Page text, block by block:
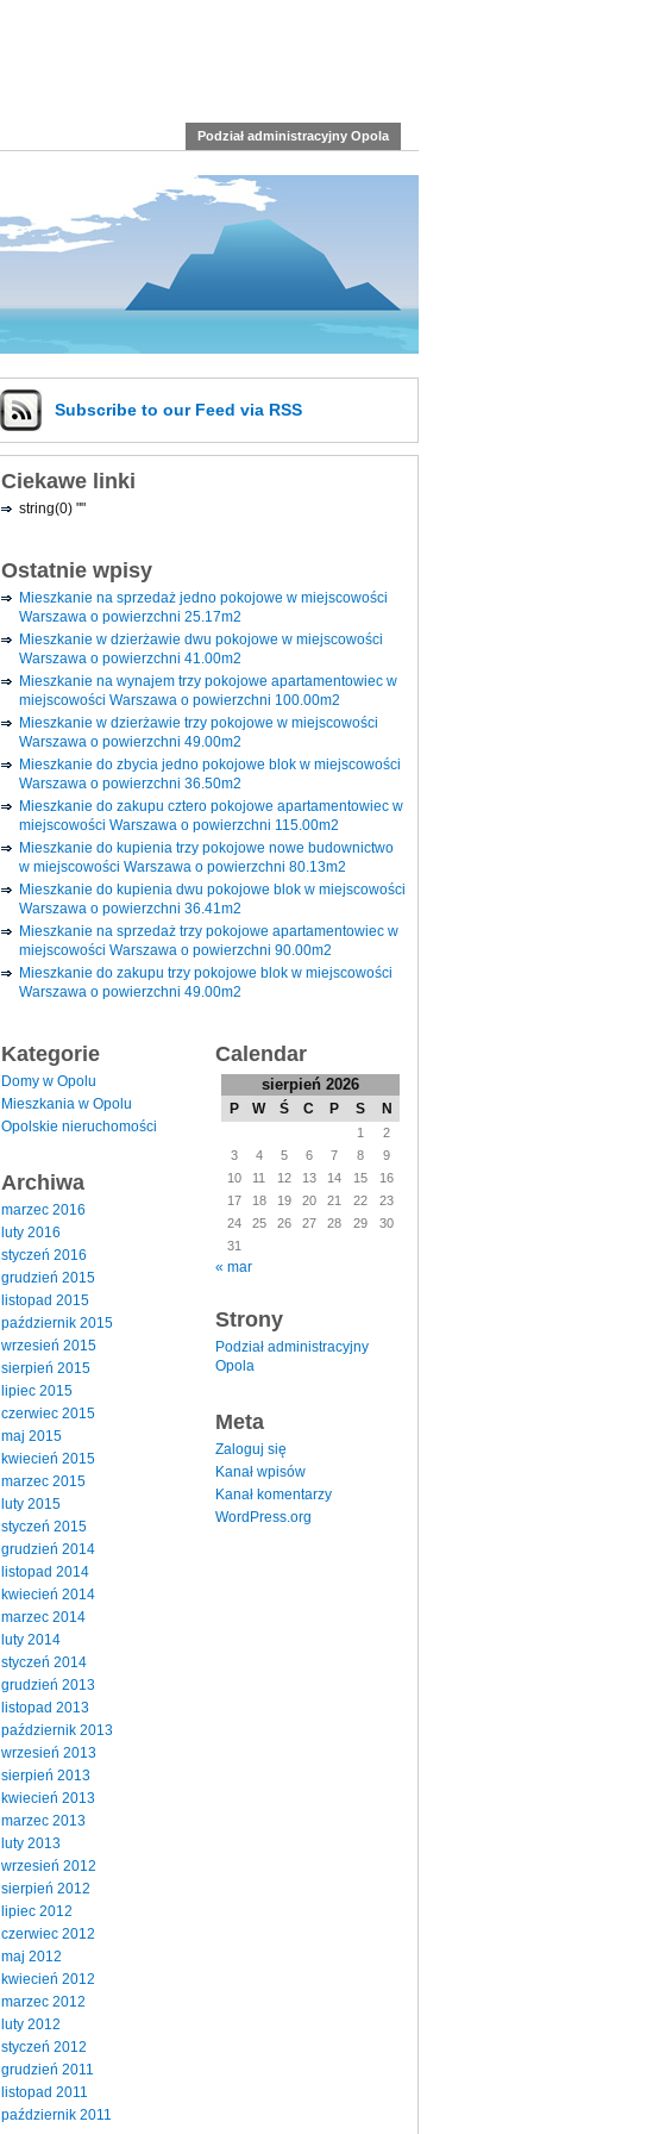
Podział administracyjny Opola
Subscribe to our Feed via RSS
Ciekawe linki
string(0) ""
Ostatnie wpisy
Mieszkanie na sprzedaż jedno pokojowe w miejscowości
Warszawa o powierzchni 25.17m2
Mieszkanie w dzierżawie dwu pokojowe w miejscowości
Warszawa o powierzchni 41.00m2
Mieszkanie na wynajem trzy pokojowe apartamentowiec w
miejscowości Warszawa o powierzchni 100.00m2
Mieszkanie w dzierżawie trzy pokojowe w miejscowości
Warszawa o powierzchni 49.00m2
Mieszkanie do zbycia jedno pokojowe blok w miejscowości
Warszawa o powierzchni 36.50m2
Mieszkanie do zakupu cztero pokojowe apartamentowiec w
miejscowości Warszawa o powierzchni 115.00m2
Mieszkanie do kupienia trzy pokojowe nowe budownictwo
w miejscowości Warszawa o powierzchni 80.13m2
Mieszkanie do kupienia dwu pokojowe blok w miejscowości
Warszawa o powierzchni 36.41m2
Mieszkanie na sprzedaż trzy pokojowe apartamentowiec w
miejscowości Warszawa o powierzchni 90.00m2
Mieszkanie do zakupu trzy pokojowe blok w miejscowości
Warszawa o powierzchni 49.00m2
Kategorie
Domy w Opolu
Mieszkania w Opolu
Opolskie nieruchomości
Archiwa
marzec 2016
luty 2016
styczeń 2016
grudzień 2015
listopad 2015
październik 2015
wrzesień 2015
sierpień 2015
lipiec 2015
czerwiec 2015
maj 2015
kwiecień 2015
marzec 2015
luty 2015
styczeń 2015
grudzień 2014
listopad 2014
kwiecień 2014
marzec 2014
luty 2014
styczeń 2014
grudzień 2013
listopad 2013
październik 2013
wrzesień 2013
sierpień 2013
kwiecień 2013
marzec 2013
luty 2013
wrzesień 2012
sierpień 2012
lipiec 2012
czerwiec 2012
maj 2012
kwiecień 2012
marzec 2012
luty 2012
styczeń 2012
grudzień 2011
listopad 2011
październik 2011
Calendar
sierpień 2026
P W Ś C P S N
1
2
3
4 5 6 7 8
9
10
11 12 13 14 15
16
17
18 19 20 21 22
23
24
25 26 27 28 29
30
31
« mar
Strony
Podział administracyjny
Opola
Meta
Zaloguj się
Kanał wpisów
Kanał komentarzy
WordPress.org